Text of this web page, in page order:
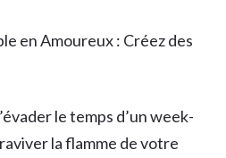
en Amoureux : Créez des
le temps d’un week-
la flamme de votre